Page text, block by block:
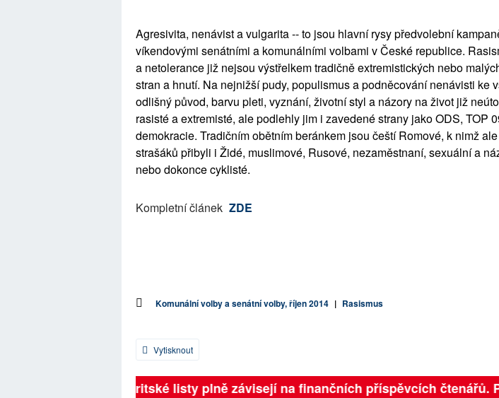
Agresivita, nenávist a vulgarita -- to jsou hlavní rysy předvolební
víkendovými senátními a komunálními volbami v České republice.
a netolerance již nejsou výstřelkem tradičně extremistických nebo
stran a hnutí. Na nejnižší pudy, populismus a podněcování nenávisti ke
odlišný původ, barvu pleti, vyznání, životní styl a názory na život již
rasisté a extremisté, ale podlehly jim i zavedené strany jako ODS, TOP
demokracie. Tradičním obětním beránkem jsou čeští Romové, k nimž
strašáků přibyli i Židé, muslimové, Rusové, nezaměstnaní, sexuální a
nebo dokonce cyklisté.
Kompletní článek ZDE
Komunální volby a senátní volby, říjen 2014 | Rasismus
Vytisknout
Britské listy plně závisejí na finančních příspěvcích čtenářů.